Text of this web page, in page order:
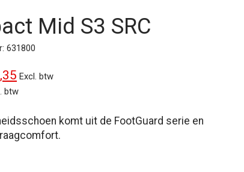
Mid S3 SRC
631800
Excl. btw
btw
komt uit de FootGuard serie en